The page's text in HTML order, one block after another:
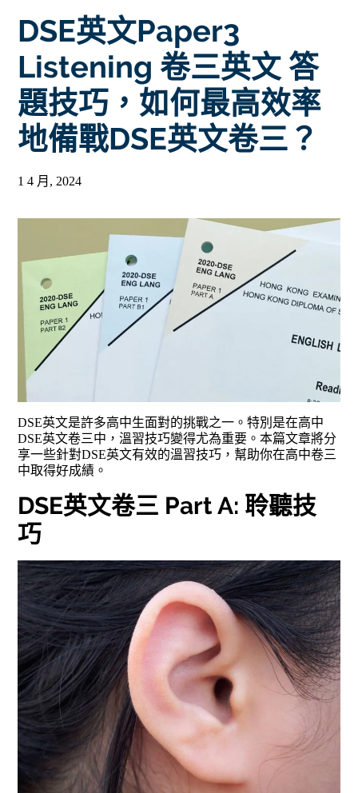
DSE英文Paper3
Listening 卷三英文 答
題技巧，如何最高效率
地備戰DSE英文卷三？
1 4 月, 2024
DSE英文是許多高中生面對的挑戰之一。特別是在高中
DSE英文卷三中，溫習技巧變得尤為重要。本篇文章將分
享一些針對DSE英文有效的溫習技巧，幫助你在高中卷三
中取得好成績。
DSE英文卷三 Part A: 聆聽技
巧